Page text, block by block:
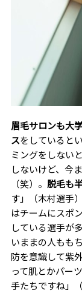
眉毛サロンも大
スをしていると
ミングをしない
しないけど、今
（笑）。 脱毛も
す」（木村選手
はチームにスポ
している選手が
いままの人もも
防を意識して紫
って肌とかパー
手たちですね」